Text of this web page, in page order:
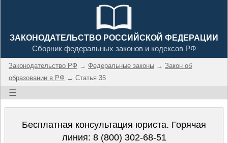
ЗАКОНОДАТЕЛЬСТВО РОССИЙСКОЙ ФЕДЕРАЦИИ
Сборник федеральных законов и кодексов РФ
Законодательство РФ → Федеральные законы → Закон об
образовании в РФ → Статья 35
☰
Бесплатная консультация юриста. Горячая
линия: 8 (800) 302-68-51